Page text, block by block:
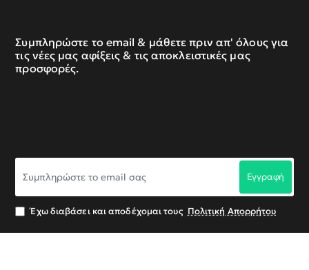
Συμπληρώστε το email & μάθετε πριν απ' όλους για
τις νέες μας αφίξεις & τις αποκλειστικές μας
προσφορές.
το
σας
Εγγραφή
Έχω διαβάσει και αποδέχομαι τους Πολιτική Απορρήτου